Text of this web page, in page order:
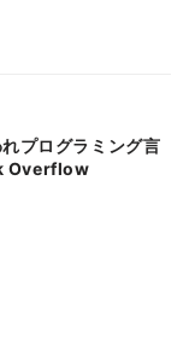
プログラミング言
Overflow